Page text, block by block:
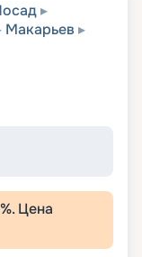
Макарьев
%. Цена